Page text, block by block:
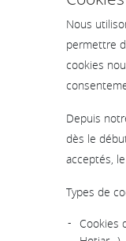
Nous
permettre
cookies
Depuis
dès le
acceptés,
Types de
Cookies